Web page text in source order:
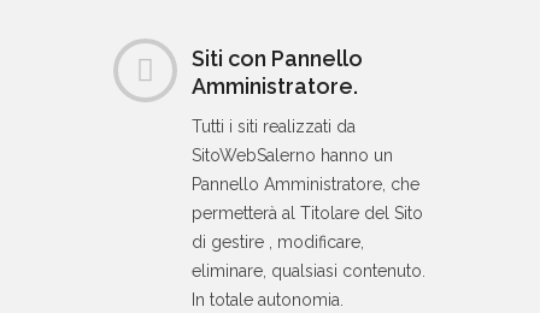
Siti con Pannello
Amministratore.
Tutti i siti realizzati da
SitoWebSalerno hanno un
Pannello Amministratore, che
permetterà al Titolare del Sito
di gestire , modificare,
eliminare, qualsiasi contenuto.
In totale autonomia.